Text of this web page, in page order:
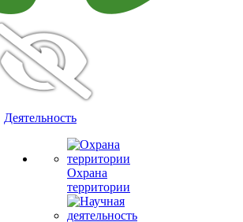
Деятельность
Охрана
территории